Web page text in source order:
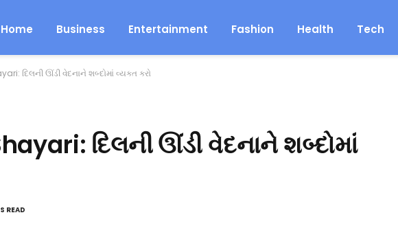
Home Business Entertainment Fashion Health Tech
દિલની ઊંડી વેદનાને શબ્દોમાં વ્યક્ત કરો
દિલની ઊંડી વેદનાને શબ્દોમાં
READ